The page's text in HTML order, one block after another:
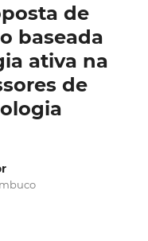
de
baseada
ativa na
de